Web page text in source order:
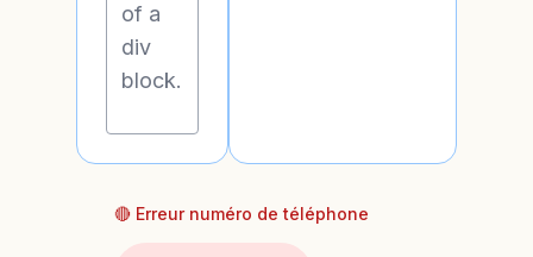
of a
div
block.
🔴 Erreur numéro de téléphone